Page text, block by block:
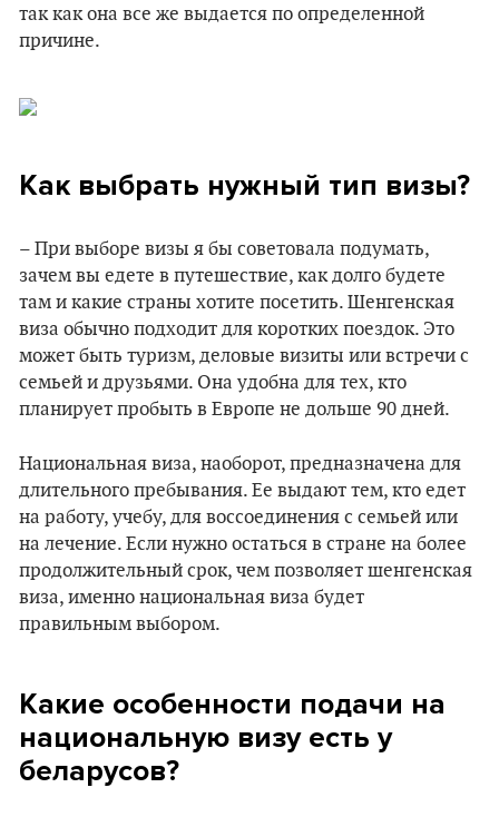
так как она все же выдается по определенной
причине.
Как выбрать нужный тип визы?
– При выборе визы я бы советовала подумать,
зачем вы едете в путешествие, как долго будете
там и какие страны хотите посетить. Шенгенская
виза обычно подходит для коротких поездок. Это
может быть туризм, деловые визиты или встречи с
семьей и друзьями. Она удобна для тех, кто
планирует пробыть в Европе не дольше 90 дней.
Национальная виза, наоборот, предназначена для
длительного пребывания. Ее выдают тем, кто едет
на работу, учебу, для воссоединения с семьей или
на лечение. Если нужно остаться в стране на более
продолжительный срок, чем позволяет шенгенская
виза, именно национальная виза будет
правильным выбором.
Какие особенности подачи на
национальную визу есть у
беларусов?